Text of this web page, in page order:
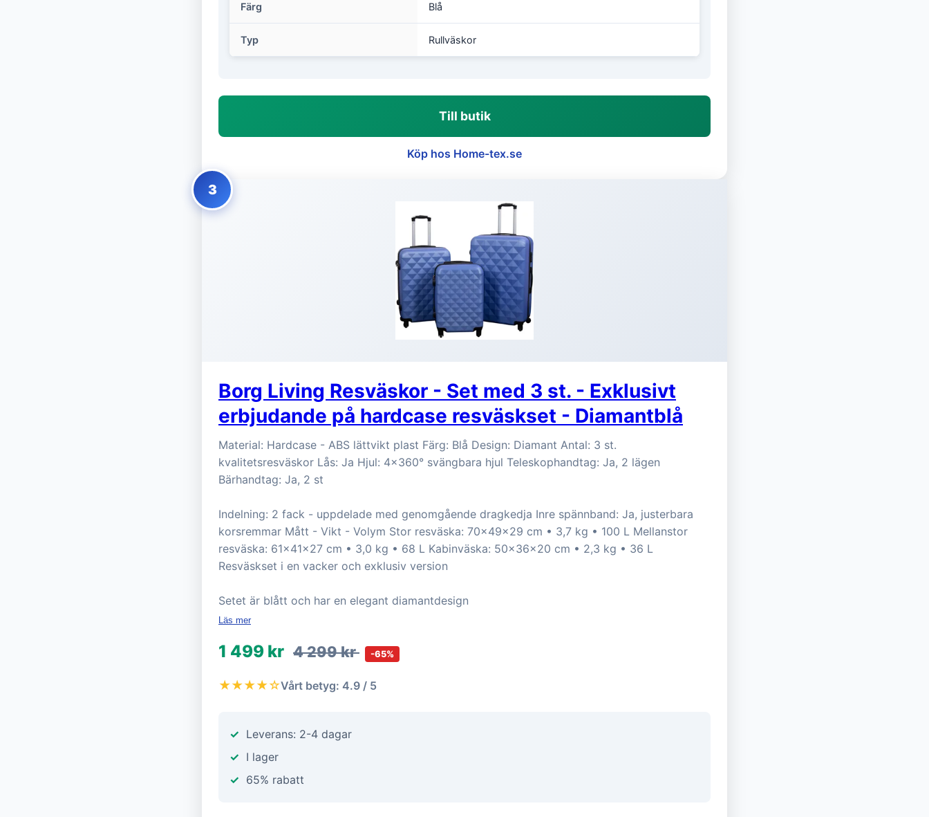
Färg Blå
Typ Rullväskor
Till butik
Köp hos Home-tex.se
3
Borg Living Resväskor - Set med 3 st. - Exklusivt
erbjudande på hardcase resväskset - Diamantblå
Material: Hardcase - ABS lättvikt plast Färg: Blå Design: Diamant Antal: 3 st.
kvalitetsresväskor Lås: Ja Hjul: 4x360° svängbara hjul Teleskophandtag: Ja, 2 lägen
Bärhandtag: Ja, 2 st
Indelning: 2 fack - uppdelade med genomgående dragkedja Inre spännband: Ja, justerbara
korsremmar Mått - Vikt - Volym Stor resväska: 70x49x29 cm • 3,7 kg • 100 L Mellanstor
resväska: 61x41x27 cm • 3,0 kg • 68 L Kabinväska: 50x36x20 cm • 2,3 kg • 36 L
Resväskset i en vacker och exklusiv version
Setet är blått och har en elegant diamantdesign
Läs mer
1 499 kr 4 299 kr -65%
★★★★☆Vårt betyg: 4.9 / 5
Leverans: 2-4 dagar
I lager
65% rabatt